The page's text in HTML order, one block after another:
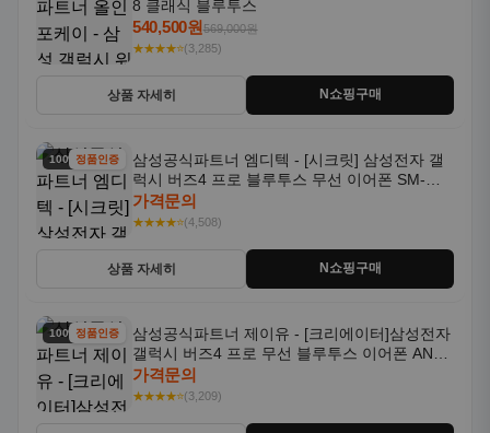
8 클래식 블루투스
540,500원569,000원
★★★★⭐(3,285)
상품 자세히 N쇼핑구매
100% 할인
정품인증
삼성공식파트너 엠디텍 - [시크릿] 삼성전자 갤
럭시 버즈4 프로 블루투스 무선 이어폰 SM-
R640N
가격문의
★★★★⭐(4,508)
상품 자세히 N쇼핑구매
100% 할인
정품인증
삼성공식파트너 제이유 - [크리에이터]삼성전자
갤럭시 버즈4 프로 무선 블루투스 이어폰 ANC
SM-R640N
가격문의
★★★★⭐(3,209)